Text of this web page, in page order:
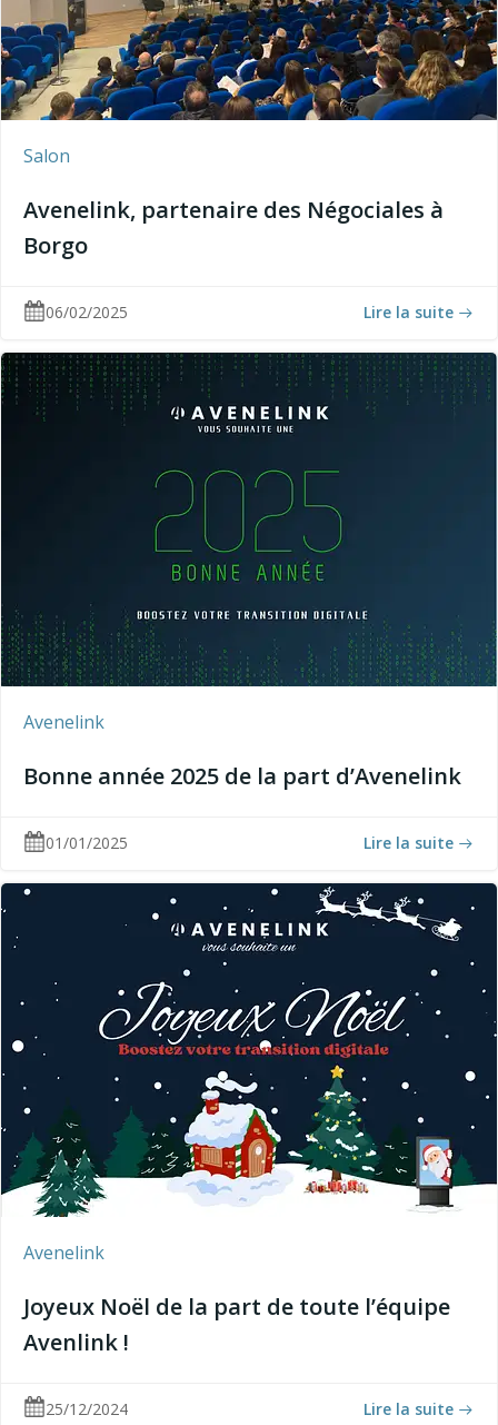
Salon
Avenelink, partenaire des Négociales à
Borgo
06/02/2025 Lire la suite
Avenelink
Bonne année 2025 de la part d’Avenelink
01/01/2025 Lire la suite
Avenelink
Joyeux Noël de la part de toute l’équipe
Avenlink !
25/12/2024 Lire la suite